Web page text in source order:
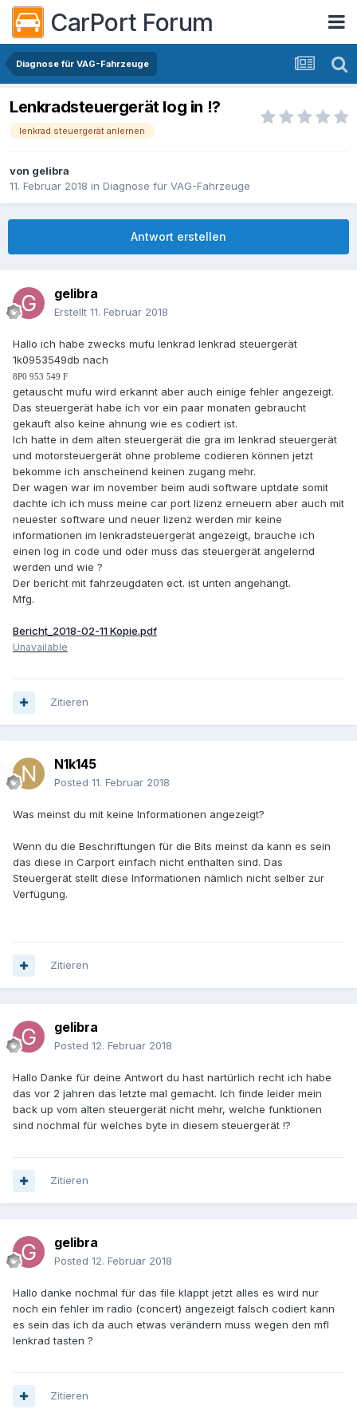
CarPort Forum
Diagnose für VAG-Fahrzeuge
Lenkradsteuergerät log in !?
lenkrad steuergerät anlernen
von gelibra
11. Februar 2018 in Diagnose für VAG-Fahrzeuge
Antwort erstellen
gelibra
Erstellt 11. Februar 2018
Hallo ich habe zwecks mufu lenkrad lenkrad steuergerät
1k0953549db nach
8P0 953 549 F
getauscht mufu wird erkannt aber auch einige fehler angezeigt.
Das steuergerät habe ich vor ein paar monaten gebraucht
gekauft also keine ahnung wie es codiert ist.
Ich hatte in dem alten steuergerät die gra im lenkrad steuergerät
und motorsteuergerät ohne probleme codieren können jetzt
bekomme ich anscheinend keinen zugang mehr.
Der wagen war im november beim audi software uptdate somit
dachte ich ich muss meine car port lizenz erneuern aber auch mit
neuester software und neuer lizenz werden mir keine
informationen im lenkradsteuergerät angezeigt, brauche ich
einen log in code und oder muss das steuergerät angelernd
werden und wie ?
Der bericht mit fahrzeugdaten ect. ist unten angehängt.
Mfg.
Bericht_2018-02-11 Kopie.pdf
Unavailable
Zitieren
N1k145
Posted 11. Februar 2018
Was meinst du mit keine Informationen angezeigt?
Wenn du die Beschriftungen für die Bits meinst da kann es sein
das diese in Carport einfach nicht enthalten sind. Das
Steuergerät stellt diese Informationen nämlich nicht selber zur
Verfügung.
Zitieren
gelibra
Posted 12. Februar 2018
Hallo Danke für deine Antwort du hast nartürlich recht ich habe
das vor 2 jahren das letzte mal gemacht. Ich finde leider mein
back up vom alten steuergerät nicht mehr, welche funktionen
sind nochmal für welches byte in diesem steuergerät !?
Zitieren
gelibra
Posted 12. Februar 2018
Hallo danke nochmal für das file klappt jetzt alles es wird nur
noch ein fehler im radio (concert) angezeigt falsch codiert kann
es sein das ich da auch etwas verändern muss wegen den mfl
lenkrad tasten ?
Zitieren